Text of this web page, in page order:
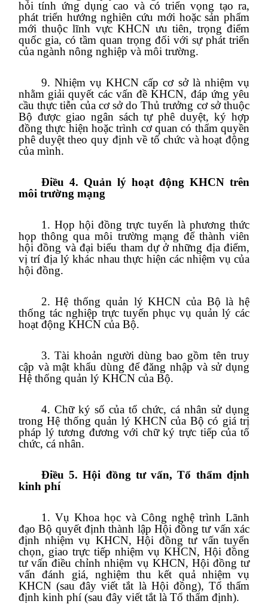
hỏi tính ứng dụng cao và có triển vọng tạo ra,
phát triển hướng nghiên cứu mới hoặc sản phẩm
mới thuộc lĩnh vực KHCN ưu tiên, trọng điểm
quốc gia, có tầm quan trọng đối với sự phát triển
của ngành nông nghiệp và môi trường.
9. Nhiệm vụ KHCN cấp cơ sở là nhiệm vụ
nhằm giải quyết các vấn đề KHCN, đáp ứng yêu
cầu thực tiễn của cơ sở do Thủ trưởng cơ sở thuộc
Bộ được giao ngân sách tự phê duyệt, ký hợp
đồng thực hiện hoặc trình cơ quan có thẩm quyền
phê duyệt theo quy định về tổ chức và hoạt động
của mình.
Điều 4. Quản lý hoạt động KHCN trên
môi trường mạng
1. Họp hội đồng trực tuyến là phương thức
họp thông qua môi trường mạng để thành viên
hội đồng và đại biểu tham dự ở những địa điểm,
vị trí địa lý khác nhau thực hiện các nhiệm vụ của
hội đồng.
2. Hệ thống quản lý KHCN của Bộ là hệ
thống tác nghiệp trực tuyến phục vụ quản lý các
hoạt động KHCN của Bộ.
3. Tài khoản người dùng bao gồm tên truy
cập và mật khẩu dùng để đăng nhập và sử dụng
Hệ thống quản lý KHCN của Bộ.
4. Chữ ký số của tổ chức, cá nhân sử dụng
trong Hệ thống quản lý KHCN của Bộ có giá trị
pháp lý tương đương với chữ ký trực tiếp của tổ
chức, cá nhân.
Điều 5. Hội đồng tư vấn, Tổ thẩm định
kinh phí
1. Vụ Khoa học và Công nghệ trình Lãnh
đạo Bộ quyết định thành lập Hội đồng tư vấn xác
định nhiệm vụ KHCN, Hội đồng tư vấn tuyển
chọn, giao trực tiếp nhiệm vụ KHCN, Hội đồng
tư vấn điều chỉnh nhiệm vụ KHCN, Hội đồng tư
vấn đánh giá, nghiệm thu kết quả nhiệm vụ
KHCN (sau đây viết tắt là Hội đồng), Tổ thẩm
định kinh phí (sau đây viết tắt là Tổ thẩm định).